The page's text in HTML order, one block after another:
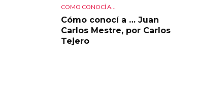
COMO CONOCÍ A...
Cómo conocí a … Juan
Carlos Mestre, por Carlos
Tejero